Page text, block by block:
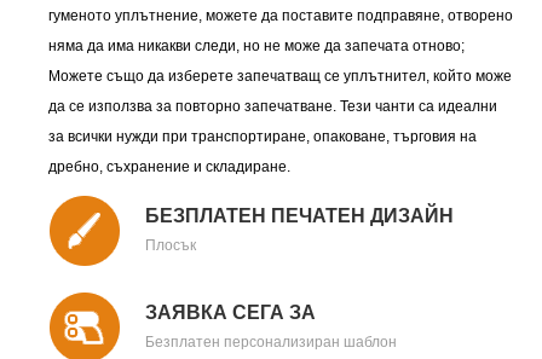
гуменото уплътнение, можете да поставите подправяне, отворено
няма да има никакви следи, но не може да запечата отново;
Можете също да изберете запечатващ се уплътнител, който може
да се използва за повторно запечатване. Тези чанти са идеални
за всички нужди при транспортиране, опаковане, търговия на
дребно, съхранение и складиране.
БЕЗПЛАТЕН ПЕЧАТЕН ДИЗАЙН
Плосък
ЗАЯВКА СЕГА ЗА
Безплатен персонализиран шаблон